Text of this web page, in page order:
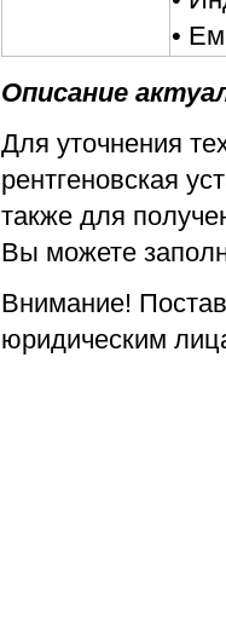
•
Описание
Для уточнения
рентгеновская
также для
Вы можете
Внимание!
юридическим